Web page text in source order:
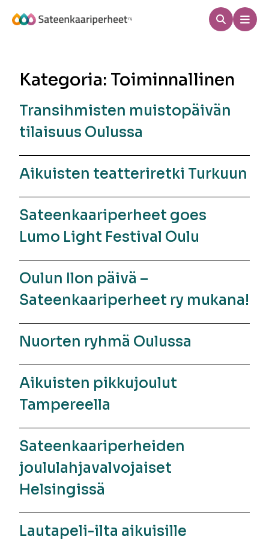
sisältöön
Haku
Kategoria: Toiminnallinen
Transihmisten muistopäivän
tilaisuus Oulussa
Aikuisten teatteriretki Turkuun
Sateenkaariperheet goes
Lumo Light Festival Oulu
Oulun Ilon päivä –
Sateenkaariperheet ry mukana!
Nuorten ryhmä Oulussa
Aikuisten pikkujoulut
Tampereella
Sateenkaariperheiden
joululahjavalvojaiset
Helsingissä
Lautapeli-ilta aikuisille